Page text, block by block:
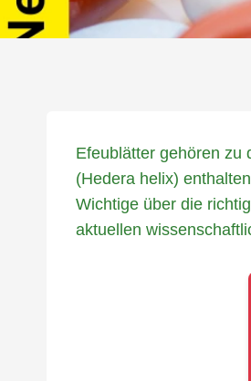
Efeublätter gehören zu
(Hedera helix)
Wichtige über die
aktuellen